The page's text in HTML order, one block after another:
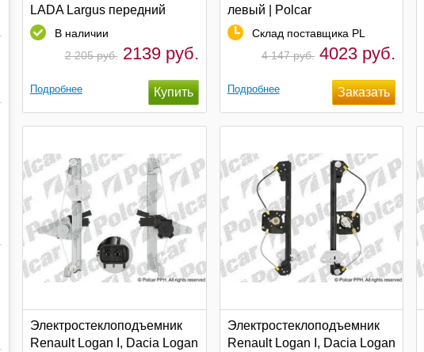
LADA Largus передний
левый | Polcar
В наличии
2 205 руб. 2139 руб.
Подробнее
левый | Polcar
Склад поставщика PL
4 147 руб. 4023 руб.
Подробнее
Электростеклоподъемник
Renault Logan I, Dacia Logan
Электростеклоподъемник
Renault Logan I, Dacia Logan